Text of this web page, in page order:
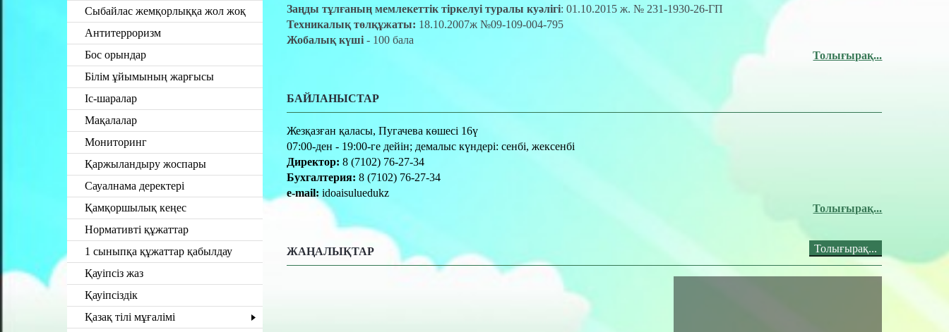
Сыбайлас жемқорлыққа жол жоқ
Антитерроризм
Бос орындар
Білім ұйымының жарғысы
Іс-шаралар
Мақалалар
Мониторинг
Қаржыландыру жоспары
Сауалнама деректері
Қамқоршылық кеңес
Нормативті құжаттар
1 сыныпқа құжаттар қабылдау
Қауіпсіз жаз
Қауіпсіздік
Қазақ тілі мұғалімі
Заңды тұлғаның мемлекеттік тіркелуі туралы куәлігі: 01.10.2015 ж. № 231-1930-26-ГП
Техникалық төлқұжаты: 18.10.2007ж №09-109-004-795
Жобалық күші- 100 бала
Толығырақ...
БАЙЛАНЫСТАР
Жезқазған қаласы, Пугачева көшесі 16ү
07:00-ден - 19:00-ге дейін; демалыс күндері: сенбі, жексенбі
Директор: 8 (7102) 76-27-34
Бухгалтерия: 8 (7102) 76-27-34
e-mail: idoaisuluedukz
Толығырақ...
Толығырақ...
ЖАҢАЛЫҚТАР